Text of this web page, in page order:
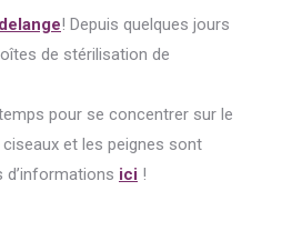
! Depuis quelques jours
de stérilisation de
pour se concentrer sur le
et les peignes sont
d’informations ici !